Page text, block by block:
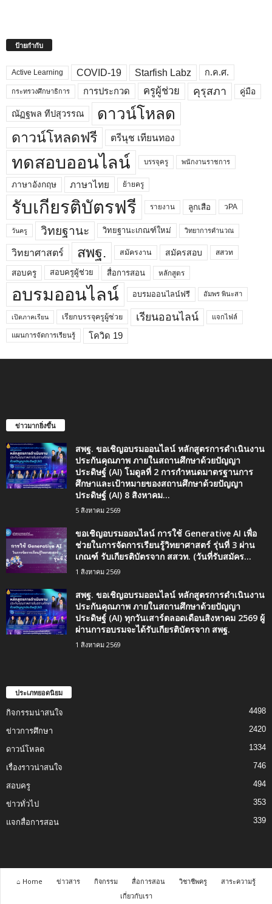
ป้ายกำกับ
Active Learning COVID-19 Starfish Labz ก.ค.ศ.
กระทรวงศึกษาธิการ การประกวด ครูผู้ช่วย คุรุสภา คู่มือ
ณัฏฐพล ทีปสุวรรณ ดาวน์โหลด
ดาวน์โหลดฟรี ตรีนุช เทียนทอง
ทดสอบออนไลน์ บรรจุครู พนักงานราชการ
ภาษาอังกฤษ ภาษาไทย ย้ายครู
รับเกียรติบัตรฟรี รายงาน ลูกเสือ วPA
วันครู วิทยฐานะ วิทยฐานะเกณฑ์ใหม่ วิทยาการคำนวณ
วิทยาศาสตร์ สพฐ. สมัครงาน สมัครสอบ สสวท
สอบครู สอบครูผู้ช่วย สื่อการสอน หลักสูตร
อบรมออนไลน์ อบรมออนไลน์ฟรี อัมพร พินะสา
เปิดภาคเรียน เรียกบรรจุครูผู้ช่วย เรียนออนไลน์ แจกไฟล์
แผนการจัดการเรียนรู้ โควิด 19
ข่าวมากยิ่งขึ้น
สพฐ. ขอเชิญอบรมออนไลน์ หลักสูตรการดำเนินงาน
ประกันคุณภาพ ภายในสถานศึกษาด้วยปัญญา
ประดิษฐ์ (AI) โมดูลที่ 2 การกำหนดมาตรฐานการ
ศึกษาและเป้าหมายของสถานศึกษาด้วยปัญญา
ประดิษฐ์ (AI) 8 สิงหาคม...
5 สิงหาคม 2569
ขอเชิญอบรมออนไลน์ การใช้ Generative AI เพื่อ
ช่วยในการจัดการเรียนรู้วิทยาศาสตร์ รุ่นที่ 3 ผ่าน
เกณฑ์ รับเกียรติบัตรจาก สสวท. (วันที่รับสมัคร...
1 สิงหาคม 2569
สพฐ. ขอเชิญอบรมออนไลน์ หลักสูตรการดำเนินงาน
ประกันคุณภาพ ภายในสถานศึกษาด้วยปัญญา
ประดิษฐ์ (AI) ทุกวันเสาร์ตลอดเดือนสิงหาคม 2569 ผู้
ผ่านการอบรมจะได้รับเกียรติบัตรจาก สพฐ.
1 สิงหาคม 2569
ประเภทยอดนิยม
กิจกรรมน่าสนใจ 4498
ข่าวการศึกษา 2420
ดาวน์โหลด 1334
เรื่องราวน่าสนใจ 746
สอบครู 494
ข่าวทั่วไป 353
แจกสื่อการสอน 339
⌂ Home ข่าวสาร กิจกรรม สื่อการสอน วิชาชีพครู
สาระความรู้
เกี่ยวกับเรา